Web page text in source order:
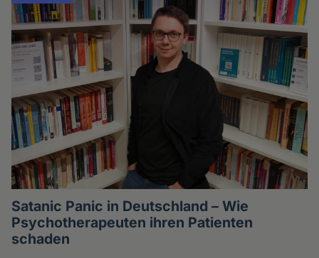
Satanic Panic in Deutschland – Wie
Psychotherapeuten ihren Patienten
schaden